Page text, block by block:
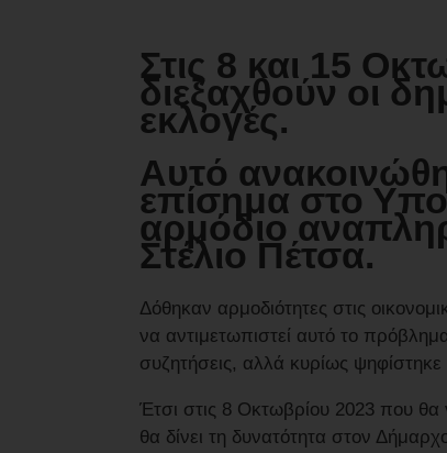
Στις 8 και 15
διεξαχθούν οι
εκλογές.
Αυτό
επίσημα στο
αρμόδιο
Στέλιο Πέτσα.
Δόθηκαν αρμοδιότητες στις
να αντιμετωπιστεί αυτό το
συζητήσεις, αλλά κυρίως
Έτσι στις 8 Οκτωβρίου 2023 που θα
θα δίνει τη δυνατότητα στον